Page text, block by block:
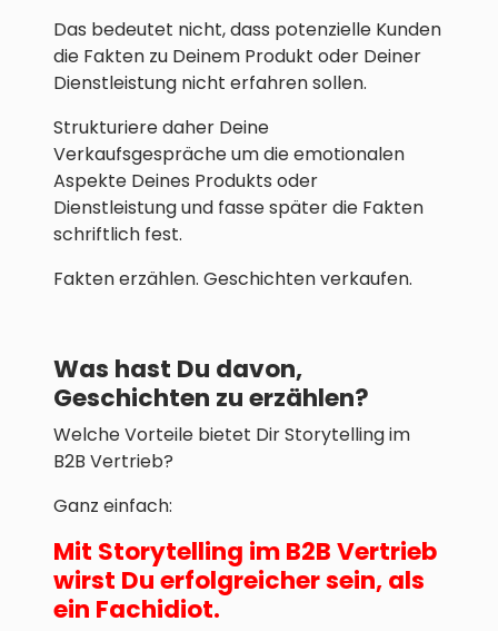
Das bedeutet nicht, dass potenzielle Kunden
die Fakten zu Deinem Produkt oder Deiner
Dienstleistung nicht erfahren sollen.
Strukturiere daher Deine
Verkaufsgespräche um die emotionalen
Aspekte Deines Produkts oder
Dienstleistung und fasse später die Fakten
schriftlich fest.
Fakten erzählen. Geschichten verkaufen.
Was hast Du davon,
Geschichten zu erzählen?
Welche Vorteile bietet Dir Storytelling im
B2B Vertrieb?
Ganz einfach:
Mit Storytelling im B2B Vertrieb
wirst Du erfolgreicher sein, als
ein Fachidiot.